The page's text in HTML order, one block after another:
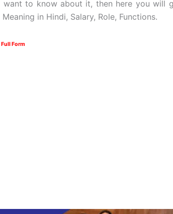
to know about it, then here you will
in Hindi, Salary, Role, Functions.
Full Form